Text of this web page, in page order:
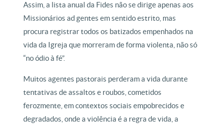
Assim, a lista anual da Fides não se dirige apenas aos
Missionários ad gentes em sentido estrito, mas
procura registrar todos os batizados empenhados na
vida da Igreja que morreram de forma violenta, não só
“no ódio à fé”.
Muitos agentes pastorais perderam a vida durante
tentativas de assaltos e roubos, cometidos
ferozmente, em contextos sociais empobrecidos e
degradados, onde a violência é a regra de vida, a